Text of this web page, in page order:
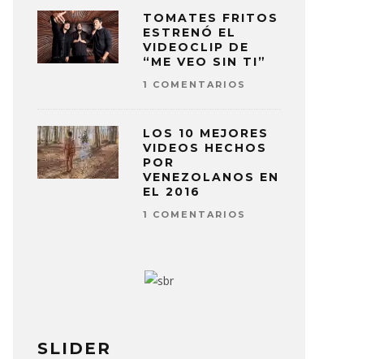
TOMATES FRITOS
ESTRENÓ EL
VIDEOCLIP DE
“ME VEO SIN TI”
1 COMENTARIOS
LOS 10 MEJORES
VIDEOS HECHOS
POR
VENEZOLANOS EN
EL 2016
1 COMENTARIOS
SLIDER